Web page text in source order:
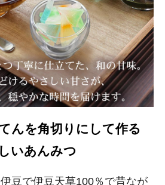
んを角切りにして作る
いあんみつ
豆で伊豆天草100％で昔なが